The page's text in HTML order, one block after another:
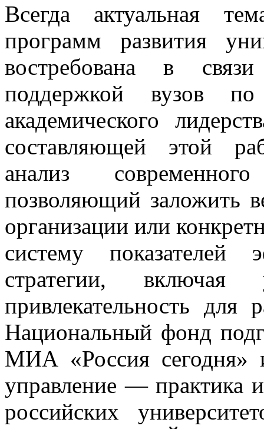
Всегда актуальная
программ развития
востребована в
поддержкой вузов по
академического
составляющей этой
анализ
позволяющий заложить
организации или
систему показателей
стратегии, включая
привлекательность для
Национальный фонд
МИА «Россия сегодня»
управление — практика
российских